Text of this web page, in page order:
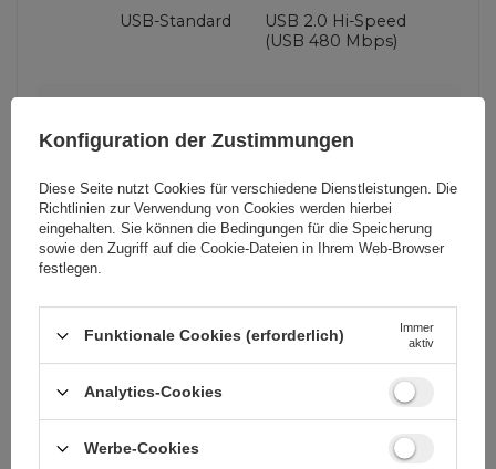
USB-Standard
USB 2.0 Hi-Speed
(USB 480 Mbps)
Verpackung Andere
Farbe Grau
Konfiguration der Zustimmungen
Diese Seite nutzt Cookies für verschiedene Dienstleistungen. Die
Richtlinien zur Verwendung von Cookies werden hierbei
eingehalten. Sie können die Bedingungen für die Speicherung
sowie den Zugriff auf die Cookie-Dateien in Ihrem Web-Browser
festlegen.
Funktionale Cookies (erforderlich)
Immer
aktiv
Analytics-Cookies
Werbe-Cookies